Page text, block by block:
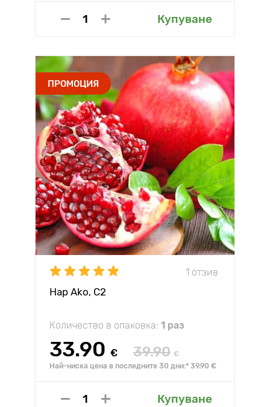
Купуване
ПРОМОЦИЯ
1 отзив
Нар Ako, С2
Количество в опаковка: 1 раз
33.90 € 39.90 €
Най-ниска цена в последните 30 дни:* 39.90 €
Купуване